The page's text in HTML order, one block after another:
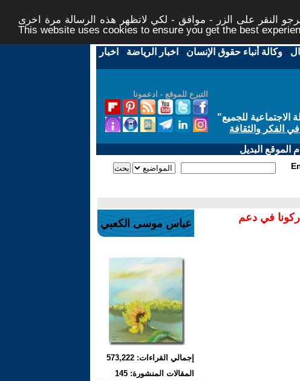
النقر على الزر - موافق - لكي لاتظهر هذه الرسالة مرة اخرى -
This website uses cookies to ensure you get the best
-وكالة أنباء حقوق الإنسان - اخبار الرياضة - اخبار
التبرع للموقع - ادعمونا
للجميع"
الفكر والثقافة
الموقع البديل
في دعم
عباس موسى الكعبي
إجمالي القراءات: 573,222
المقالات المنشورة: 145